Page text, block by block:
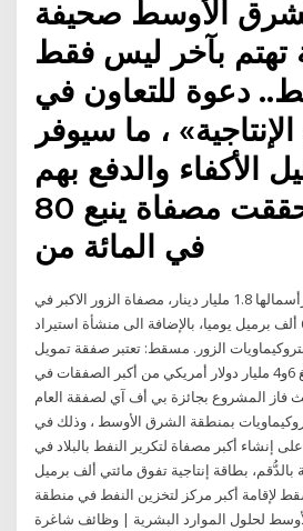
الأوسط صحيفة
تهتم بآخر ليس فقط
دعوة للتعاون في
، ما سيوفر
الأكفاء والدفع بهم
بقوة، فمثلا حققت مصفاة ينبع 80
في المائة من
وتدير شركة كيبيك البالغ رأسمالها 1.8 مليار دينار، مصفاة الزور الاكبر في
الشرق الاوسط بطاقة 615 ألف برميل يوميا، بالإضافة الى منشأة استيراد
الزور. مسقط: تعتبر صفقة تمويل
مشروع مصفاة الدقم بمبلغ 6و4 مليار دولار أمريكي من أكبر الصفقات في
فاز المشروع بجائزة بي أف آي لصفقة العام
بمنطقة الشرق الأوسط ، وذلك في
إنشاء أكبر مصفاة لتكرير النفط بالبلاد في
بالدُّقم، بطاقة إنتاجية تفوق مائتي ألف برميل
لإقامة أكبر مركز لتخزين النفط في منطقة
لحلول الموارد البشرية | وظائف شاغرة